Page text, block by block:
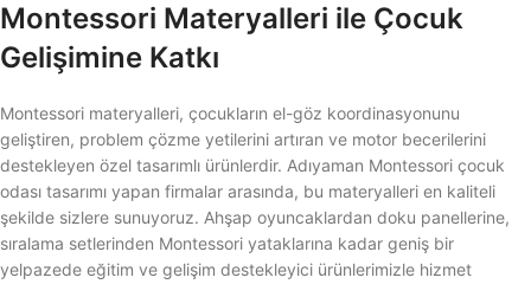
Montessori Materyalleri ile Çocuk
Gelişimine Katkı
Montessori materyalleri, çocukların el-göz koordinasyonunu
geliştiren, problem çözme yetilerini artıran ve motor becerilerini
destekleyen özel tasarımlı ürünlerdir. Adıyaman Montessori çocuk
odası tasarımı yapan firmalar arasında, bu materyalleri en kaliteli
şekilde sizlere sunuyoruz. Ahşap oyuncaklardan doku panellerine,
sıralama setlerinden Montessori yataklarına kadar geniş bir
yelpazede eğitim ve gelişim destekleyici ürünlerimizle hizmet